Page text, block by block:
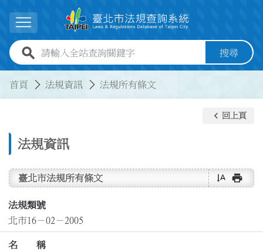
展開選單
全站查詢關鍵字欄位 搜尋
首頁 法規資訊 法規所有條文
法規資訊
keyboard_arrow_left 回上頁
臺北市法規所有條文 text_rotate_vertical print
法規類號
北市16－02－2005
名 稱